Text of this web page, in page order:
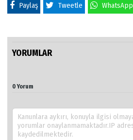
Paylaş Tweetle WhatsApp
YORUMLAR
0 Yorum